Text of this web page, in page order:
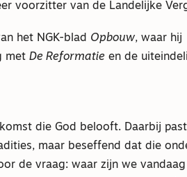
voorzitter van de Landelijke
het NGK-blad Opbouw, waar hij
met De Reformatie en de
die God belooft. Daarbij
maar beseffend dat die
de vraag: waar zijn we